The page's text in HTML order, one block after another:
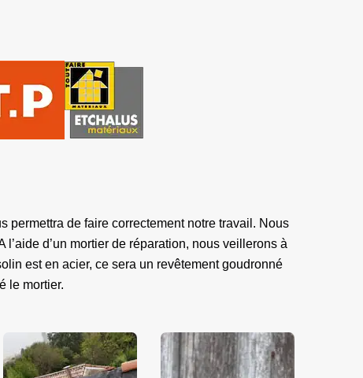
permettra de faire correctement notre travail. Nous
d’un mortier de réparation, nous veillerons à
est en acier, ce sera un revêtement goudronné
le mortier.